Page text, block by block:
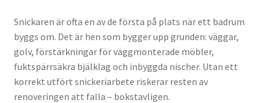
Snickaren är ofta en av de första på plats när ett badrum
byggs om. Det är hen som bygger upp grunden: väggar,
golv, förstärkningar för väggmonterade möbler,
fuktspärrsäkra bjälklag och inbyggda nischer. Utan ett
korrekt utfört snickeriarbete riskerar resten av
renoveringen att falla – bokstavligen.